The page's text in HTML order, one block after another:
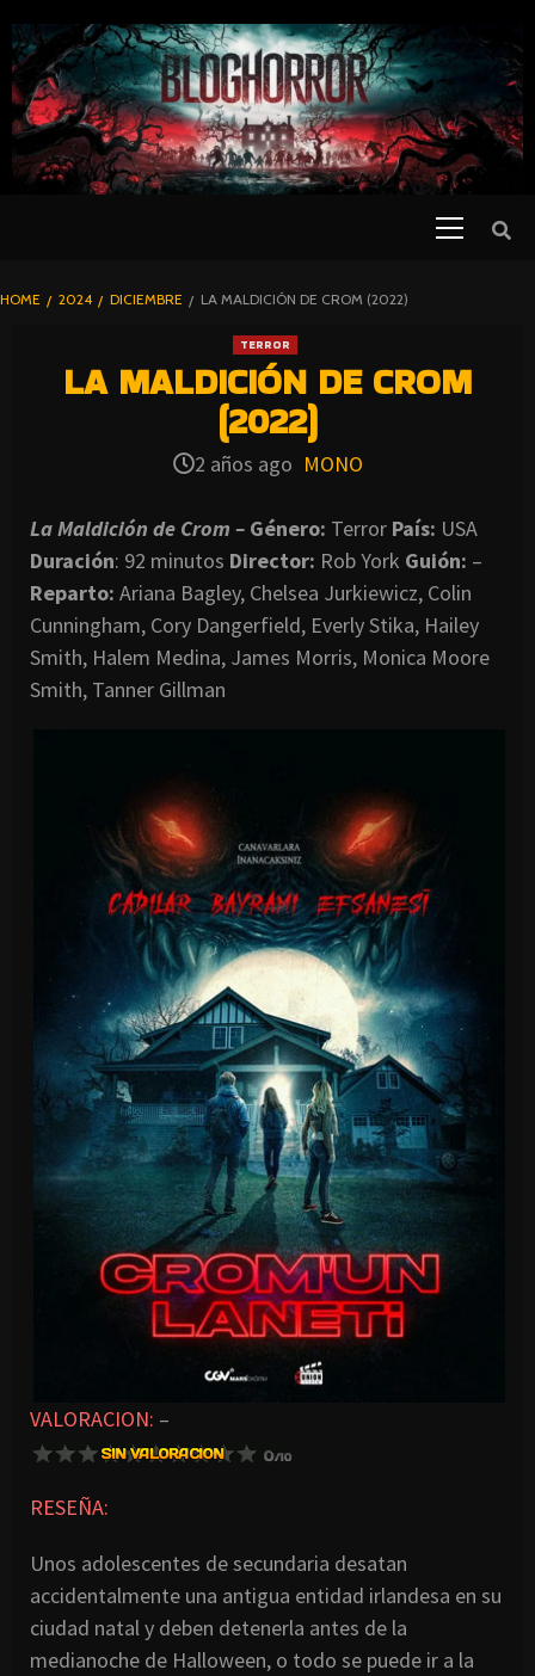
TO
CONTENT
BLOGHORROR
HOME 2024 DICIEMBRE LA MALDICIÓN DE CROM (2022)
TERROR
LA MALDICIÓN DE CROM
(2022)
2 años ago MONO
La Maldición de Crom – Género: Terror País: USA
Duración: 92 minutos Director: Rob York Guión: –
Reparto: Ariana Bagley, Chelsea Jurkiewicz, Colin
Cunningham, Cory Dangerfield, Everly Stika, Hailey
Smith, Halem Medina, James Morris, Monica Moore
Smith, Tanner Gillman
VALORACION: –
RESEÑA:
Unos adolescentes de secundaria desatan
accidentalmente una antigua entidad irlandesa en su
ciudad natal y deben detenerla antes de la
medianoche de Halloween, o todo se puede ir a la